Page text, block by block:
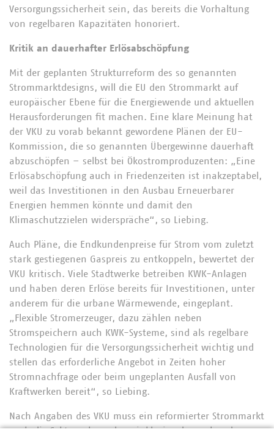
Versorgungssicherheit sein, das bereits die Vorhaltung
von regelbaren Kapazitäten honoriert.
Kritik an dauerhafter Erlösabschöpfung
Mit der geplanten Strukturreform des so genannten
Strommarktdesigns, will die EU den Strommarkt auf
europäischer Ebene für die Energiewende und aktuellen
Herausforderungen fit machen. Eine klare Meinung hat
der VKU zu vorab bekannt gewordene Plänen der EU-
Kommission, die so genannten Übergewinne dauerhaft
abzuschöpfen – selbst bei Ökostromproduzenten: „Eine
Erlösabschöpfung auch in Friedenzeiten ist inakzeptabel,
weil das Investitionen in den Ausbau Erneuerbarer
Energien hemmen könnte und damit den
Klimaschutzzielen widerspräche“, so Liebing.
Auch Pläne, die Endkundenpreise für Strom vom zuletzt
stark gestiegenen Gaspreis zu entkoppeln, bewertet der
VKU kritisch. Viele Stadtwerke betreiben KWK-Anlagen
und haben deren Erlöse bereits für Investitionen, unter
anderem für die urbane Wärmewende, eingeplant.
„Flexible Stromerzeuger, dazu zählen neben
Stromspeichern auch KWK-Systeme, sind als regelbare
Technologien für die Versorgungssicherheit wichtig und
stellen das erforderliche Angebot in Zeiten hoher
Stromnachfrage oder beim ungeplanten Ausfall von
Kraftwerken bereit“, so Liebing.
Nach Angaben des VKU muss ein reformierter Strommarkt
auch die Sektorenkoppelung inklusive der vorhandenen